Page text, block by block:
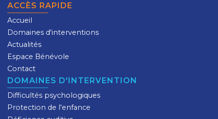
ACCÈS RAPIDE
Accueil
Domaines d'interventions
Actualités
Espace Bénévole
Contact
DOMAINES D'INTERVENTION
Difficultés psychologiques
Protection de l'enfance